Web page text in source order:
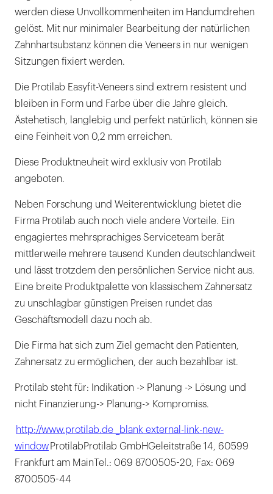
werden diese Unvollkommenheiten im Handumdrehen
gelöst. Mit nur minimaler Bearbeitung der natürlichen
Zahnhartsubstanz können die Veneers in nur wenigen
Sitzungen fixiert werden.
Die Protilab Easyfit-Veneers sind extrem resistent und
bleiben in Form und Farbe über die Jahre gleich.
Ästehetisch, langlebig und perfekt natürlich, können sie
eine Feinheit von 0,2 mm erreichen.
Diese Produktneuheit wird exklusiv von Protilab
angeboten.
Neben Forschung und Weiterentwicklung bietet die
Firma Protilab auch noch viele andere Vorteile. Ein
engagiertes mehrsprachiges Serviceteam berät
mittlerweile mehrere tausend Kunden deutschlandweit
und lässt trotzdem den persönlichen Service nicht aus.
Eine breite Produktpalette von klassischem Zahnersatz
zu unschlagbar günstigen Preisen rundet das
Geschäftsmodell dazu noch ab.
Die Firma hat sich zum Ziel gemacht den Patienten,
Zahnersatz zu ermöglichen, der auch bezahlbar ist.
Protilab steht für: Indikation -> Planung -> Lösung und
nicht Finanzierung-> Planung-> Kompromiss.
http://www.protilab.de _blank external-link-new-
window ProtilabProtilab GmbHGeleitstraße 14, 60599
Frankfurt am MainTel.: 069 8700505-20, Fax: 069
8700505-44